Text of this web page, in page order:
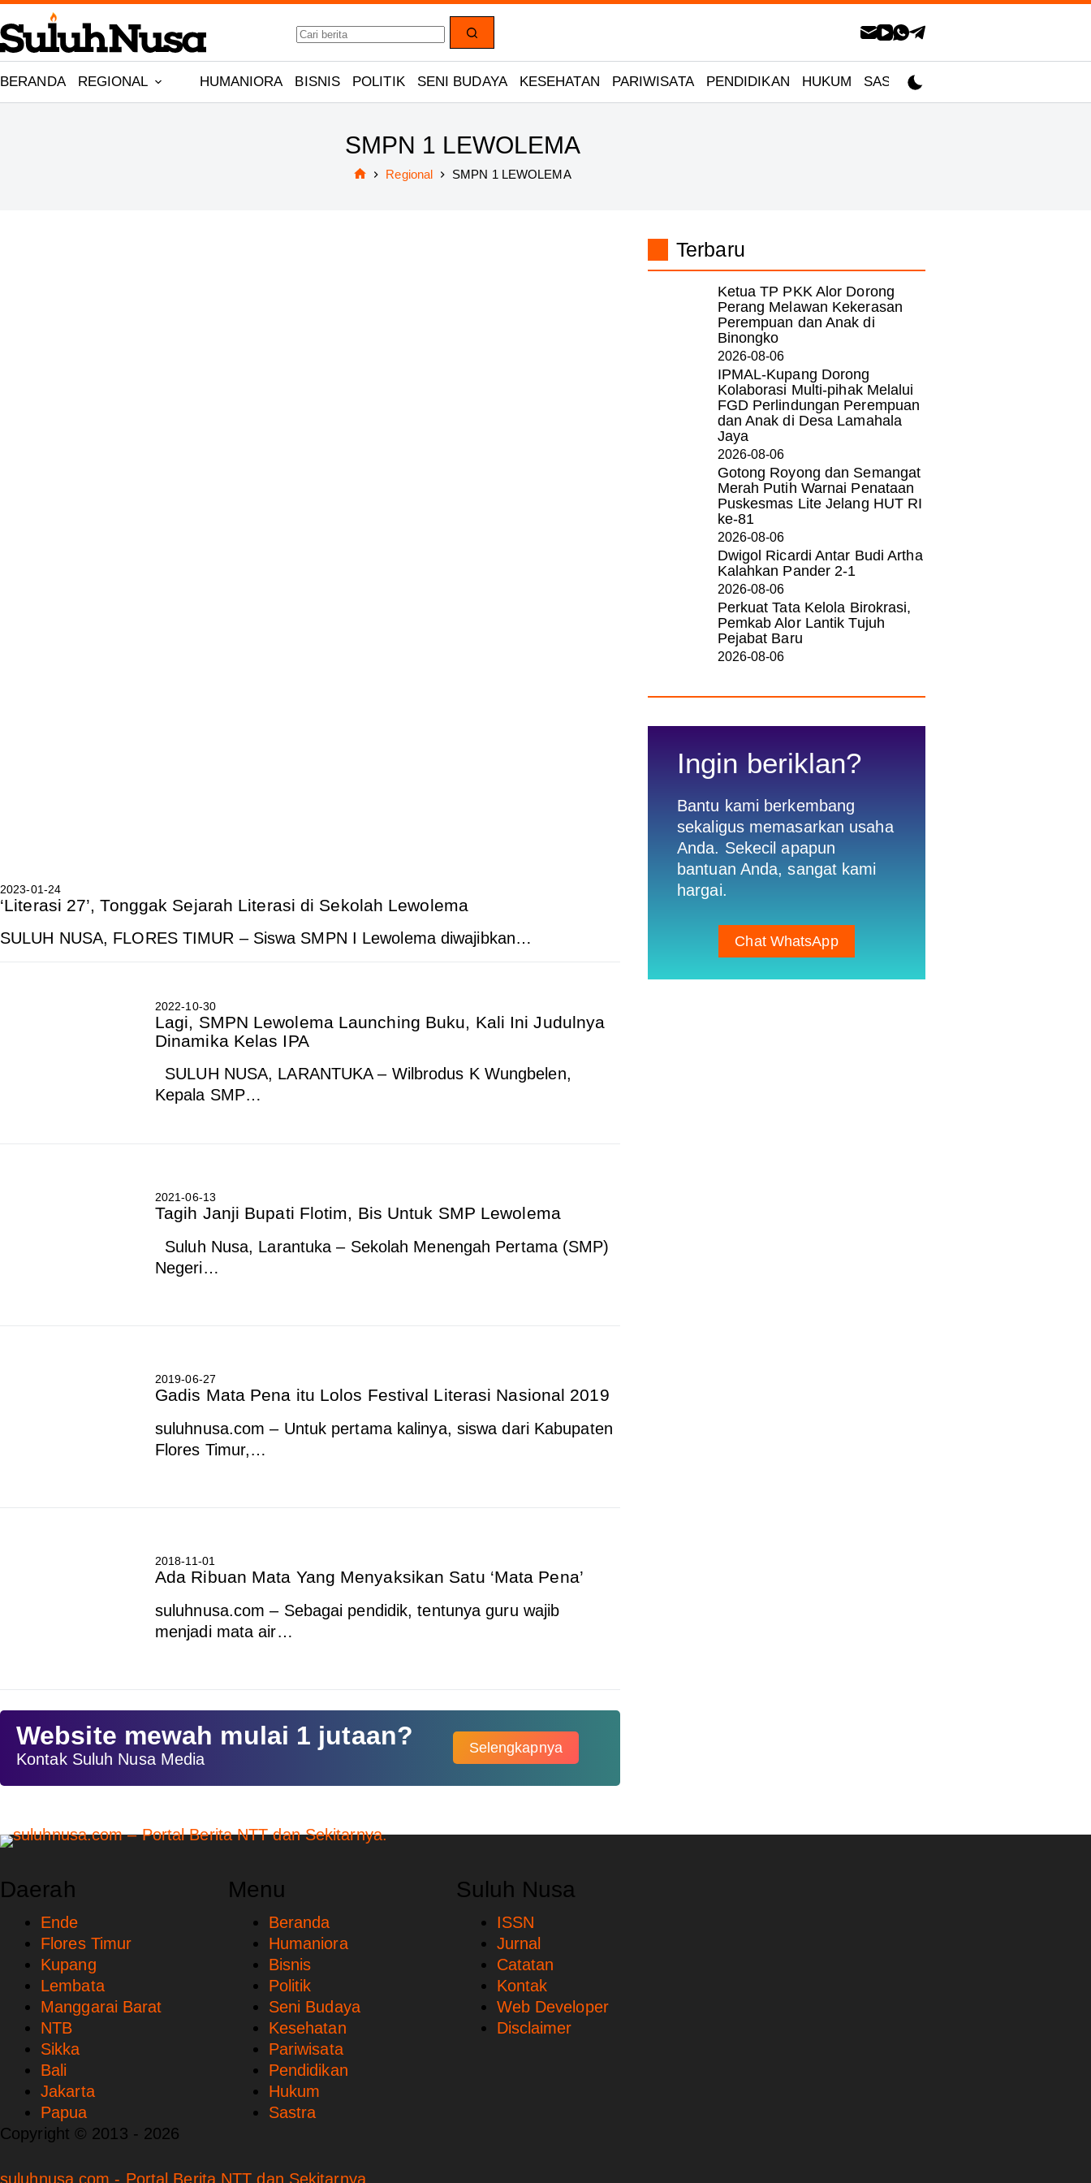
Skip
to
content
No
results
BERANDA REGIONAL HUMANIORA BISNIS POLITIK SENI BUDAYA KESEHATAN PARIWISATA PENDIDIKAN HUKUM SASTRA
SMPN 1 LEWOLEMA
Regional SMPN 1 LEWOLEMA
2023-01-24
‘Literasi 27’, Tonggak Sejarah Literasi di Sekolah Lewolema
SULUH NUSA, FLORES TIMUR – Siswa SMPN I Lewolema diwajibkan…
2022-10-30
Lagi, SMPN Lewolema Launching Buku, Kali Ini Judulnya
Dinamika Kelas IPA
SULUH NUSA, LARANTUKA – Wilbrodus K Wungbelen,
Kepala SMP…
2021-06-13
Tagih Janji Bupati Flotim, Bis Untuk SMP Lewolema
Suluh Nusa, Larantuka – Sekolah Menengah Pertama (SMP)
Negeri…
2019-06-27
Gadis Mata Pena itu Lolos Festival Literasi Nasional 2019
suluhnusa.com – Untuk pertama kalinya, siswa dari Kabupaten
Flores Timur,…
2018-11-01
Ada Ribuan Mata Yang Menyaksikan Satu ‘Mata Pena’
suluhnusa.com – Sebagai pendidik, tentunya guru wajib
menjadi mata air…
Website mewah mulai 1 jutaan?
Kontak Suluh Nusa Media
Selengkapnya
Terbaru
Ketua TP PKK Alor Dorong
Perang Melawan Kekerasan
Perempuan dan Anak di
Binongko
2026-08-06
IPMAL-Kupang Dorong
Kolaborasi Multi-pihak Melalui
FGD Perlindungan Perempuan
dan Anak di Desa Lamahala
Jaya
2026-08-06
Gotong Royong dan Semangat
Merah Putih Warnai Penataan
Puskesmas Lite Jelang HUT RI
ke-81
2026-08-06
Dwigol Ricardi Antar Budi Artha
Kalahkan Pander 2-1
2026-08-06
Perkuat Tata Kelola Birokrasi,
Pemkab Alor Lantik Tujuh
Pejabat Baru
2026-08-06
Ingin beriklan?
Bantu kami berkembang
sekaligus memasarkan usaha
Anda. Sekecil apapun
bantuan Anda, sangat kami
hargai.
Chat WhatsApp
Daerah
Ende
Flores Timur
Kupang
Lembata
Manggarai Barat
NTB
Sikka
Bali
Jakarta
Papua
Menu
Beranda
Humaniora
Bisnis
Politik
Seni Budaya
Kesehatan
Pariwisata
Pendidikan
Hukum
Sastra
Suluh Nusa
ISSN
Jurnal
Catatan
Kontak
Web Developer
Disclaimer
Copyright © 2013 - 2026
suluhnusa.com - Portal Berita NTT dan Sekitarnya.